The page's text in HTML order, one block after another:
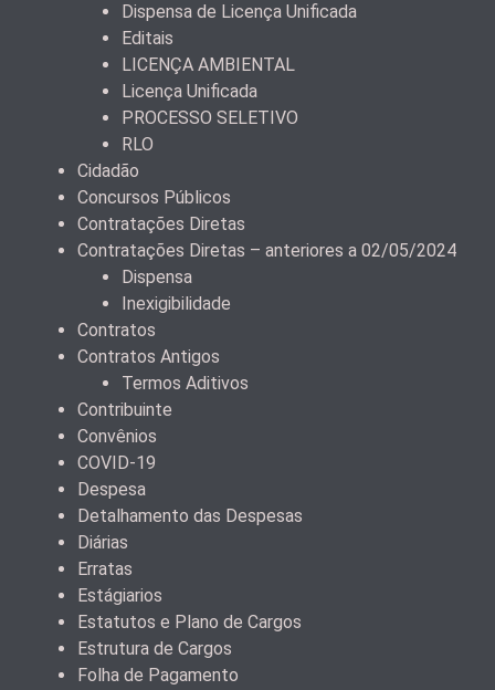
Dispensa de Licença Unificada
Editais
LICENÇA AMBIENTAL
Licença Unificada
PROCESSO SELETIVO
RLO
Cidadão
Concursos Públicos
Contratações Diretas
Contratações Diretas – anteriores a 02/05/2024
Dispensa
Inexigibilidade
Contratos
Contratos Antigos
Termos Aditivos
Contribuinte
Convênios
COVID-19
Despesa
Detalhamento das Despesas
Diárias
Erratas
Estágiarios
Estatutos e Plano de Cargos
Estrutura de Cargos
Folha de Pagamento